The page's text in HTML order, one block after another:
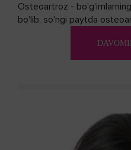
Osteoartroz -
bo'lib, so'ngi paytda